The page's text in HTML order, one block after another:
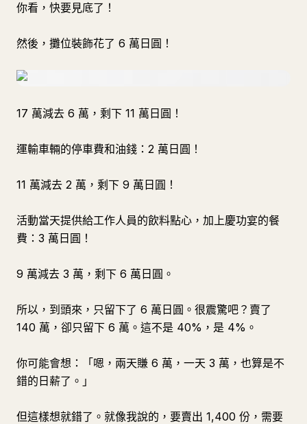
你看，快要見底了！
然後，攤位裝飾花了 6 萬日圓！
17 萬減去 6 萬，剩下 11 萬日圓！
運輸車輛的停車費和油錢：2 萬日圓！
11 萬減去 2 萬，剩下 9 萬日圓！
活動當天提供給工作人員的飲料點心，加上慶功宴的餐
費：3 萬日圓！
9 萬減去 3 萬，剩下 6 萬日圓。
所以，到頭來，只留下了 6 萬日圓。很震驚吧？賣了
140 萬，卻只留下 6 萬。這不是 40%，是 4%。
你可能會想：「嗯，兩天賺 6 萬，一天 3 萬，也算是不
錯的日薪了。」
但這樣想就錯了。就像我說的，要賣出 1,400 份，需要